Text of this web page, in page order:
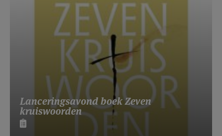
Lanceringsavond boek Zeven
kruiswoorden